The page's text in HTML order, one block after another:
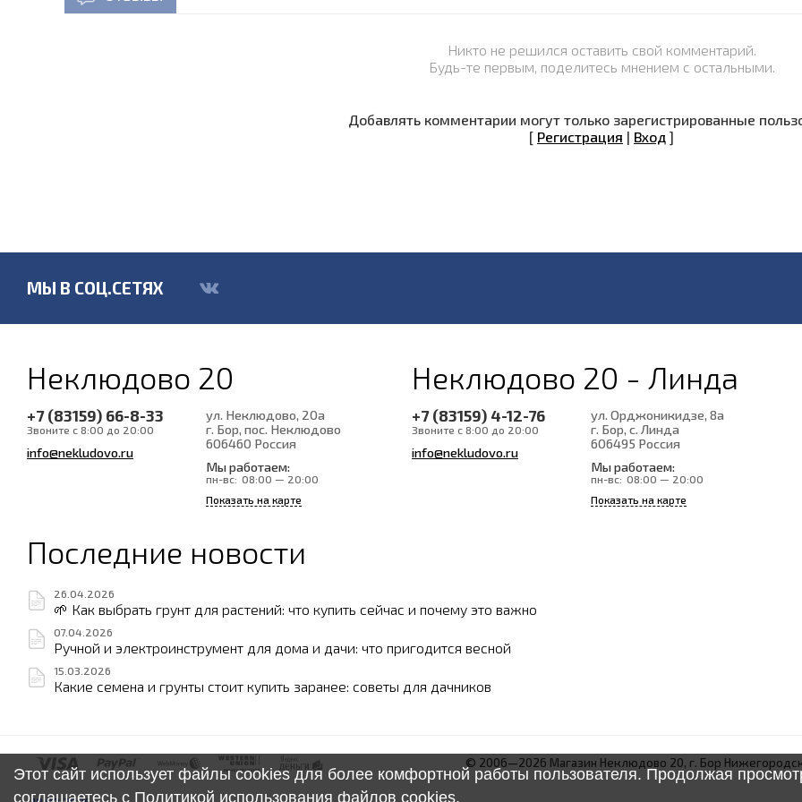
Никто не решился оставить свой комментарий.
Будь-те первым, поделитесь мнением с остальными.
Добавлять комментарии могут только зарегистрированные
[ Регистрация | Вход ]
МЫ В СОЦ.СЕТЯХ
Неклюдово 20
+7 (83159) 66-8-33
Звоните с 8:00 до 20:00
info@nekludovo.ru
ул. Неклюдово, 20а
г. Бор, пос. Неклюдово
606460 Россия
Мы работаем:
пн-вс: 08:00 — 20:00
Показать на карте
Неклюдово 20 - Линда
+7 (83159) 4-12-76
Звоните с 8:00 до 20:00
info@nekludovo.ru
ул. Орджоникидзе, 8а
г. Бор, с. Линда
606495 Россия
Мы работаем:
пн-вс: 08:00 — 20:00
Показать на карте
Последние новости
26.04.2026
🌱 Как выбрать грунт для растений: что купить сейчас и почему это важно
07.04.2026
Ручной и электроинструмент для дома и дачи: что пригодится весной
15.03.2026
Какие семена и грунты стоит купить заранее: советы для дачников
© 2006—2026 Магазин Неклюдово 20, г. Бор
Этот сайт использует файлы cookies для более комфортной работы пользователя. Продолжая
соглашаетесь с Политикой использования файлов cookies.